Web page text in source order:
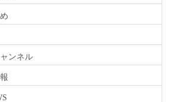
ンネル